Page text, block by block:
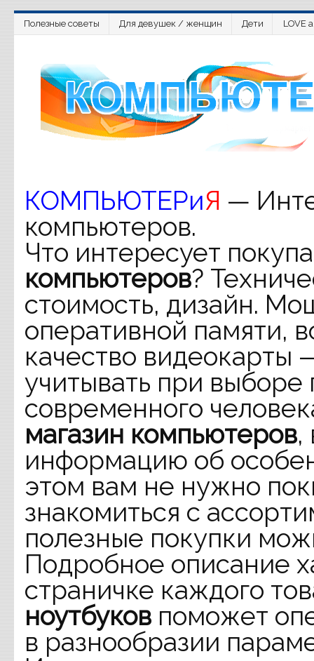
Полезные советы Для девушек / женщин Дети LOVE
КОМПЬЮТЕРиЯ —
компьютеров.
Что интересует
компьютеров?
стоимость, дизайн.
оперативной памяти,
качество видеокарты
учитывать при
современного
магазин компьютеров,
информацию об
этом вам не нужно
знакомиться с
полезные покупки
Подробное описание
страничке каждого
ноутбуковпоможет
в разнообразии